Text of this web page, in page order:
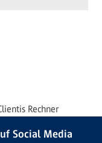
Rechner
Social Media